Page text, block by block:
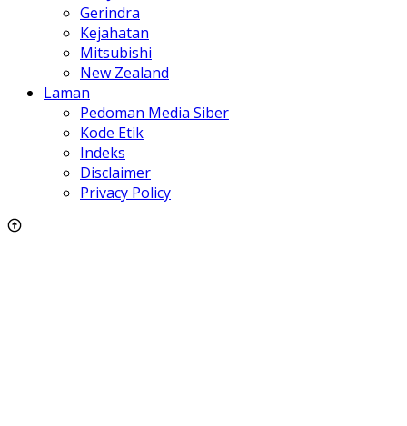
Gerindra
Kejahatan
Mitsubishi
New Zealand
Laman
Pedoman Media Siber
Kode Etik
Indeks
Disclaimer
Privacy Policy